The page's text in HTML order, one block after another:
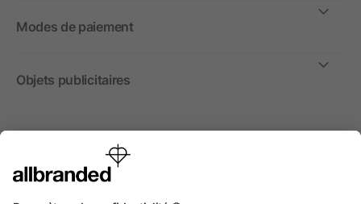
Modes de paiement
Objets publicitaires
International